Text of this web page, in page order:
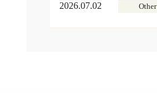
2026.07.02 Other